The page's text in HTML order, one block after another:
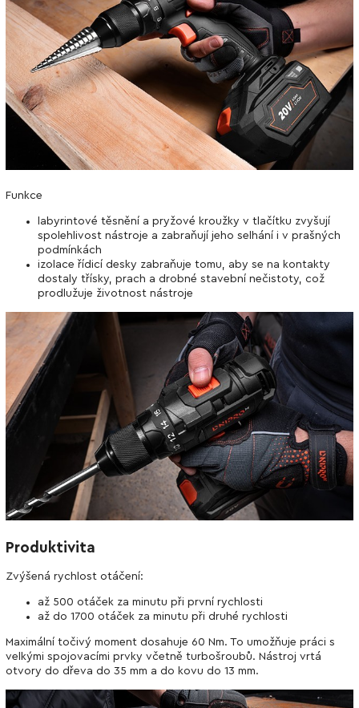
Funkce
labyrintové těsnění a pryžové kroužky v tlačítku zvyšují
spolehlivost nástroje a zabraňují jeho selhání i v prašných
podmínkách
izolace řídicí desky zabraňuje tomu, aby se na kontakty
dostaly třísky, prach a drobné stavební nečistoty, což
prodlužuje životnost nástroje
Produktivita
Zvýšená rychlost otáčení:
až 500 otáček za minutu při první rychlosti
až do 1700 otáček za minutu při druhé rychlosti
Maximální točivý moment dosahuje 60 Nm. To umožňuje práci s
velkými spojovacími prvky včetně turbošroubů. Nástroj vrtá
otvory do dřeva do 35 mm a do kovu do 13 mm.